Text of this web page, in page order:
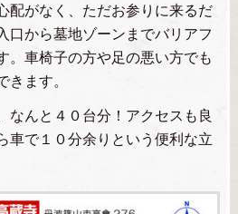
配がなく、ただお参りに来るだ
口から墓地ゾーンまでバリアフ
。車椅子の方や足の悪い方でも
きます。
なんと４０台分！アクセスも良
車で１０分余りという便利な立